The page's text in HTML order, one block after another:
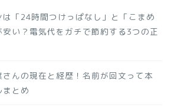
は「24時間つけっぱなし」と「こまめ
安い？電気代をガチで節約する3つの正
さんの現在と経歴！名前が回文って本
とめ